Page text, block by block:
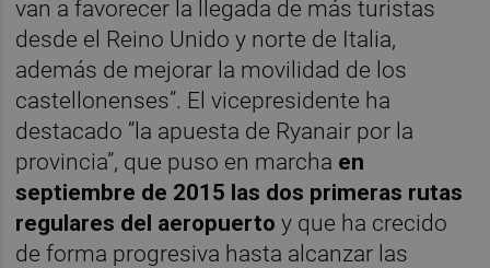
van a favorecer la llegada de más turistas
desde el Reino Unido y norte de Italia,
además de mejorar la movilidad de los
castellonenses”. El vicepresidente ha
destacado “la apuesta de Ryanair por la
provincia”, que puso en marcha en
septiembre de 2015 las dos primeras rutas
regulares del aeropuertoy que ha crecido
de forma progresiva hasta alcanzar las